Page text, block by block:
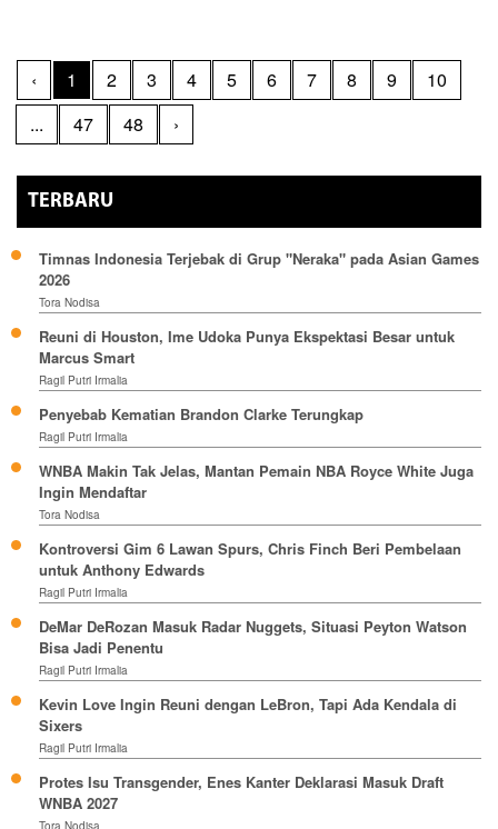
‹ 1 2 3 4 5 6 7 8 9
10
...
47 48 ›
TERBARU
Timnas Indonesia Terjebak di Grup "Neraka" pada Asian Games
2026
Tora Nodisa
Reuni di Houston, Ime Udoka Punya Ekspektasi Besar untuk
Marcus Smart
Ragil Putri Irmalia
Penyebab Kematian Brandon Clarke Terungkap
Ragil Putri Irmalia
WNBA Makin Tak Jelas, Mantan Pemain NBA Royce White Juga
Ingin Mendaftar
Tora Nodisa
Kontroversi Gim 6 Lawan Spurs, Chris Finch Beri Pembelaan
untuk Anthony Edwards
Ragil Putri Irmalia
DeMar DeRozan Masuk Radar Nuggets, Situasi Peyton Watson
Bisa Jadi Penentu
Ragil Putri Irmalia
Kevin Love Ingin Reuni dengan LeBron, Tapi Ada Kendala di
Sixers
Ragil Putri Irmalia
Protes Isu Transgender, Enes Kanter Deklarasi Masuk Draft
WNBA 2027
Tora Nodisa